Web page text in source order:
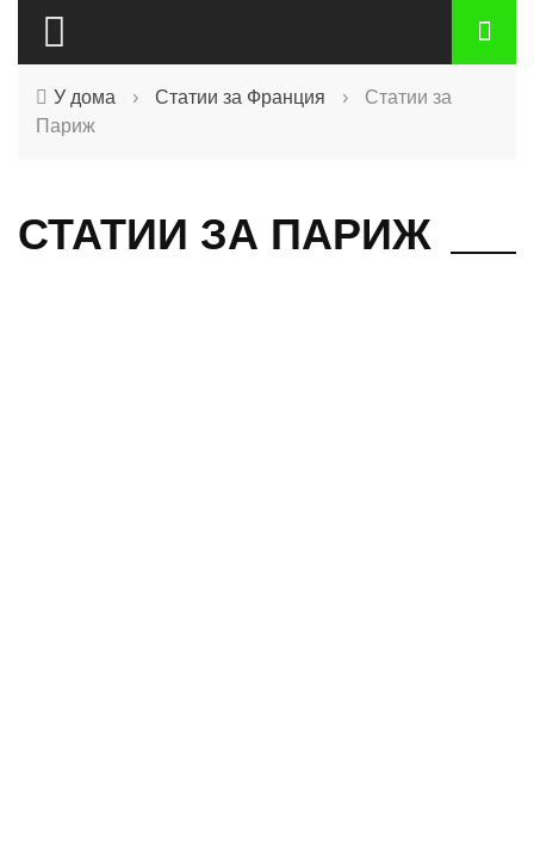
У дома › Статии за Франция ›
Статии за
Париж
СТАТИИ ЗА ПАРИЖ